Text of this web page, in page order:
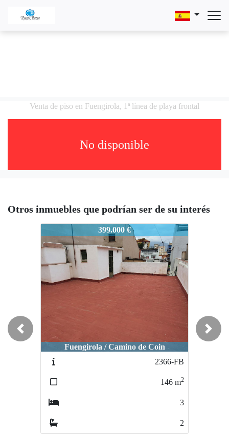
Venta de piso en Fuengirola, 1ª línea de playa frontal
No disponible
Otros inmuebles que podrían ser de su interés
2480-FB
399.000 €
Fuengirola / Camino de Coin
2366-FB
146 m2
3
2
Previous Next